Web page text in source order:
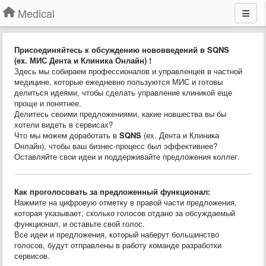
Medical
Присоединяйтесь к обсуждению нововведений в SQNS
(ex. МИС Дента и Клиника Онлайн) !
Здесь мы собираем профессионалов и управленцев в частной
медицине, которые ежедневно пользуются МИС и готовы
делиться идеями, чтобы сделать управление клиникой еще
проще и понятнее.
Делитесь своими предложениями, какие новшества вы бы
хотели видеть в сервисах?
Что мы можем доработать в SQNS (ex. Дента и Клиника
Онлайн), чтобы ваш бизнес-процесс был эффективнее?
Оставляйте свои идеи и поддерживайте предложения коллег.
Как проголосовать за предложенный функционал:
Нажмите на цифровую отметку в правой части предложения,
которая указывает, сколько голосов отдано за обсуждаемый
функционал, и оставьте свой голос.
Все идеи и предложения, который наберут большинство
голосов, будут отправлены в работу команде разработки
сервисов.